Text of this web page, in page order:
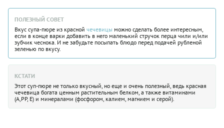
ПОЛЕЗНЫЙ СОВЕТ
Вкус супа-пюре из красной чечевицы можно сделать более интересным,
если в конце варки добавить в него маленький стручок перца чили и/или
зубчик чеснока. И не забудьте посыпать блюдо перед подачей рубленой
зеленью по вкусу.
КСТАТИ
Этот суп-пюре не только вкусный, но еще и очень полезный, ведь красная
чечевица богата ценным растительным белком, а также витаминами
(A,PP, E) и минералами (фосфором, калием, магнием и серой).